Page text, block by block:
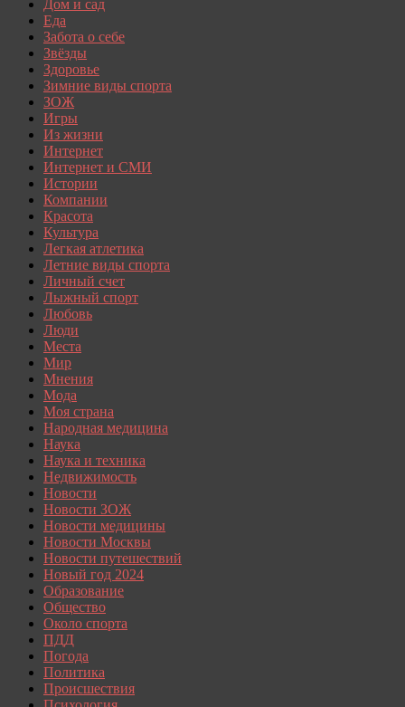
Дом и сад
Еда
Забота о себе
Звёзды
Здоровье
Зимние виды спорта
ЗОЖ
Игры
Из жизни
Интернет
Интернет и СМИ
Истории
Компании
Красота
Культура
Легкая атлетика
Летние виды спорта
Личный счет
Лыжный спорт
Любовь
Люди
Места
Мир
Мнения
Мода
Моя страна
Народная медицина
Наука
Наука и техника
Недвижимость
Новости
Новости ЗОЖ
Новости медицины
Новости Москвы
Новости путешествий
Новый год 2024
Образование
Общество
Около спорта
ПДД
Погода
Политика
Происшествия